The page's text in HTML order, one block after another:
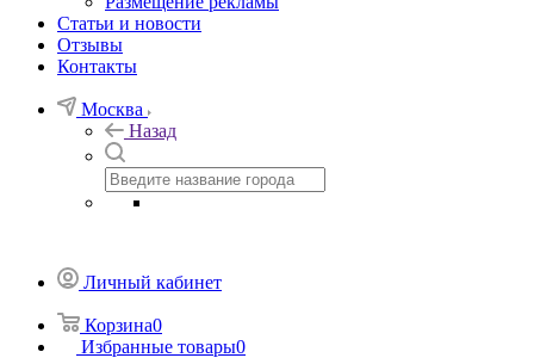
Статьи и новости
Отзывы
Контакты
Москва
Назад
Личный кабинет
Корзина0
Избранные товары0